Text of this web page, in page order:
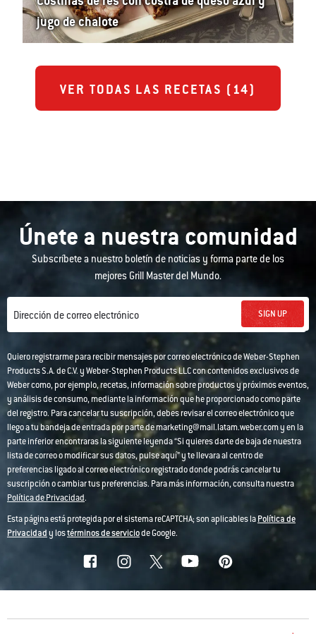
jugo de chalote
VER TODAS LAS RECETAS (14)
Únete a nuestra comunidad
Subscríbete a nuestro boletín de noticias y forma parte de los
mejores Grill Master del Mundo.
Dirección de correo electrónico SIGN UP
Quiero registrarme para recibir mensajes por correo electrónico de Weber-Stephen
Products S.A. de C.V. y Weber-Stephen Products LLC con contenidos exclusivos de
Weber como, por ejemplo, recetas, información sobre productos y próximos eventos,
y análisis de consumo, mediante la información que he proporcionado como parte
del registro. Para cancelar tu suscripción, debes revisar el correo electrónico que
llego a tu bandeja de entrada por parte de marketing@mail.latam.weber.com y en la
parte inferior encontraras la siguiente leyenda “Si quieres darte de baja de nuestra
lista de correo o modificar sus datos, pulse aquí” y te llevara al centro de
preferencias ligado al correo electrónico registrado donde podrás cancelar tu
suscripción o cambiar tus preferencias. Para más información, consulta nuestra
Política de Privacidad.
Esta página está protegida por el sistema reCAPTCHA; son aplicables laPolítica de
Privacidady lostérminos de serviciode Google.